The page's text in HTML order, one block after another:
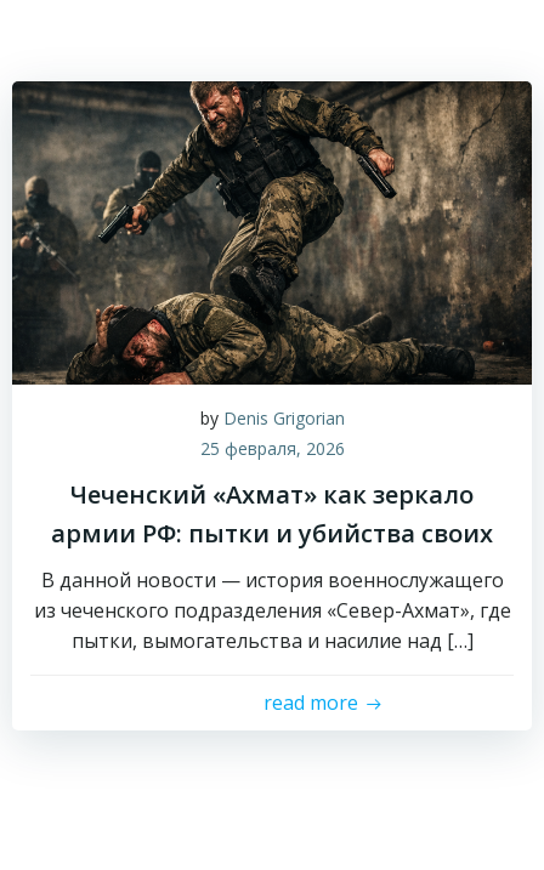
by Denis Grigorian
25 февраля, 2026
Чеченский «Ахмат» как зеркало
армии РФ: пытки и убийства своих
В данной новости — история военнослужащего
из чеченского подразделения «Север-Ахмат», где
пытки, вымогательства и насилие над […]
read more